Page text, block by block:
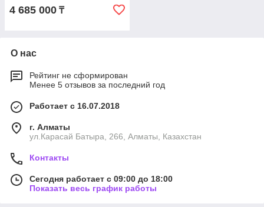
4 685 000 ₸
О нас
Рейтинг не сформирован
Менее 5 отзывов за последний год
Работает с 16.07.2018
г. Алматы
ул.Карасай Батыра, 266, Алматы, Казахстан
Контакты
Сегодня работает с 09:00 до 18:00
Показать весь график работы